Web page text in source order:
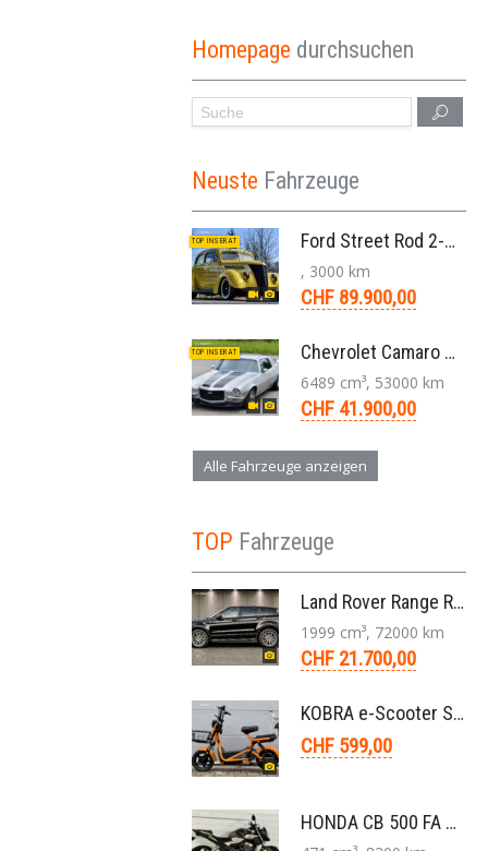
Homepage durchsuchen
Neuste Fahrzeuge
TOP INSERAT Ford Street Rod 2-Door V8 Aut. 1937
, 3000 km
CHF 89.900,00
TOP INSERAT Chevrolet Camaro SS 396 LS3 Coupe Aut. 1971
6489 cm³, 53000 km
CHF 41.900,00
Alle Fahrzeuge anzeigen
TOP Fahrzeuge
Land Rover Range Rover Evoque Compact SUV 2.0 TD4 SE AT9 2017
1999 cm³, 72000 km
CHF 21.700,00
KOBRA e-Scooter SG G60 240 Watt
CHF 599,00
HONDA CB 500 FA ABS Naked Bike 2020